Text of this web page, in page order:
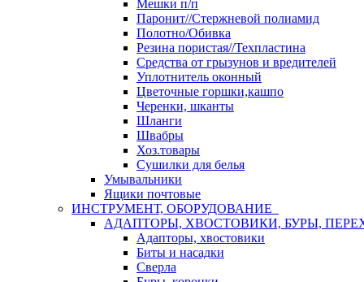
Мешки п/п
Паронит//Стержневой полиамид
Полотно/Обивка
Резина пористая//Техпластина
Средства от грызунов и вредителей
Уплотнитель оконный
Цветочные горшки,кашпо
Черенки, шканты
Шланги
Швабры
Хоз.товары
Сушилки для белья
Умывальники
Ящики почтовые
ИНСТРУМЕНТ, ОБОРУДОВАНИЕ
АДАПТОРЫ, ХВОСТОВИКИ, БУРЫ,
Адапторы, хвостовики
Биты и насадки
Сверла